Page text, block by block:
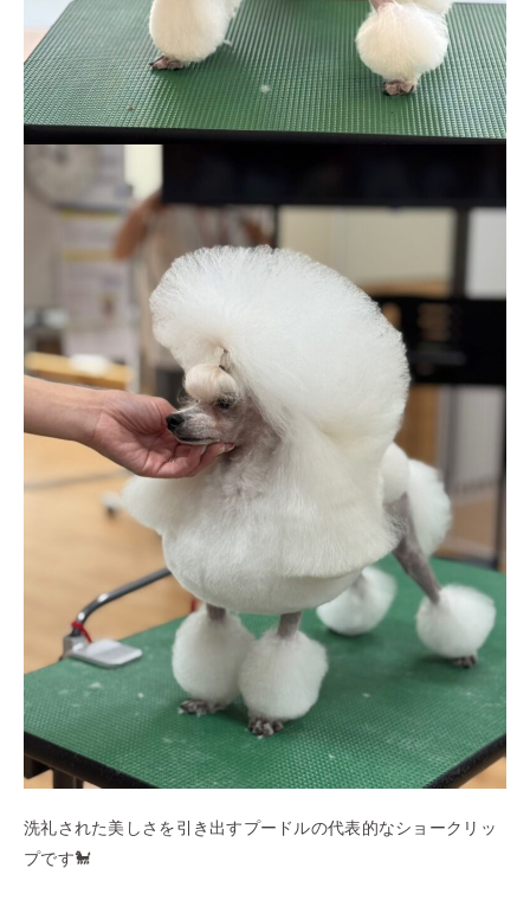
洗礼された美しさを引き出すプードルの代表的なショークリッ
プです🐩